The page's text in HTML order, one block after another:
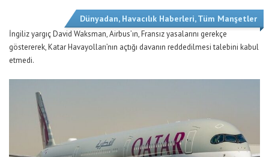
Dünyadan, Havacılık Haberleri,Tüm Manşetler
İngiliz yargıç David Waksman, Airbus’ın, Fransız yasalarını gerekçe
göstererek, Katar Havayolları’nın açtığı davanın reddedilmesi talebini kabul
etmedi.